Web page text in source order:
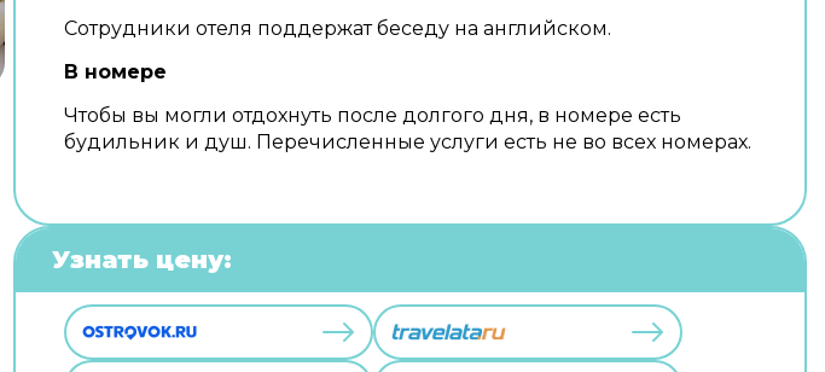
Сотрудники отеля поддержат беседу на английском.
В номере
Чтобы вы могли отдохнуть после долгого дня, в номере есть
будильник и душ. Перечисленные услуги есть не во всех номерах.
Узнать цену: